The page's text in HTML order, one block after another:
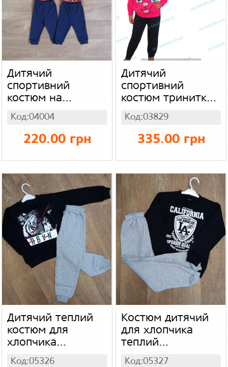
Дитячий
спортивний
костюм на
дівчинку
Код:04004
220.00 грн
Дитячий
спортивний
костюм тринитка
Туреччина
Код:03829
335.00 грн
Дитячий теплий
костюм для
хлопчика
Туреччина,
Код:05326
Костюм дитячий
для хлопчика
теплий
турецький,
Код:05327